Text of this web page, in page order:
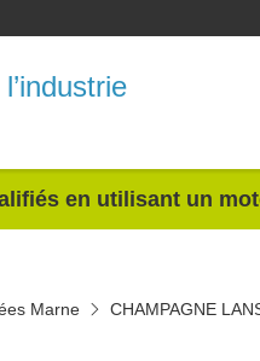
en utilisant un
Marne CHAMPAGNE